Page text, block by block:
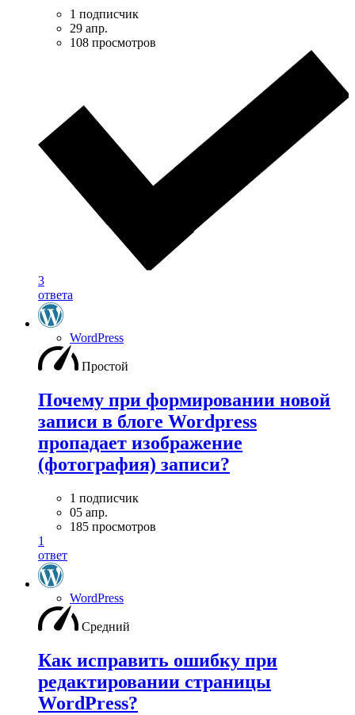
1 подписчик
29 апр.
108 просмотров
3
ответа
WordPress
Простой
Почему при формировании новой
записи в блоге Wordpress
пропадает изображение
(фотография) записи?
1 подписчик
05 апр.
185 просмотров
1
ответ
WordPress
Средний
Как исправить ошибку при
редактировании страницы
WordPress?